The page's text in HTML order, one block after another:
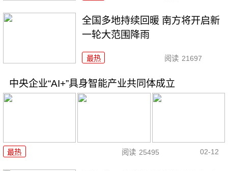
全国多地持续回暖 南方将开启新
一轮大范围降雨
最热 阅读 21697
中央企业“AI+”具身智能产业共同体成立
最热 阅读 25495 02-12